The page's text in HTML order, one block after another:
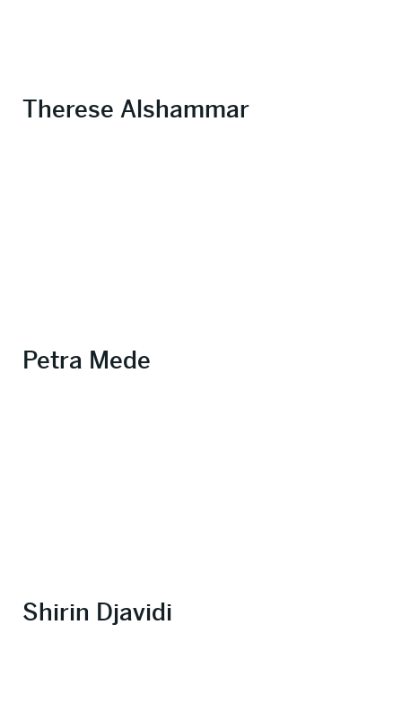
Therese Alshammar
Petra Mede
Shirin Djavidi